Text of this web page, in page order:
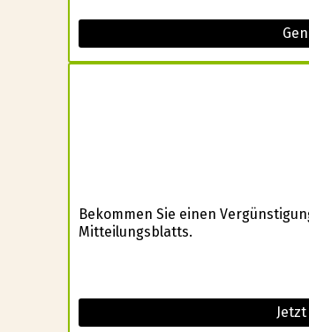
Bekommen Sie einen
Mitteilungsblatts.